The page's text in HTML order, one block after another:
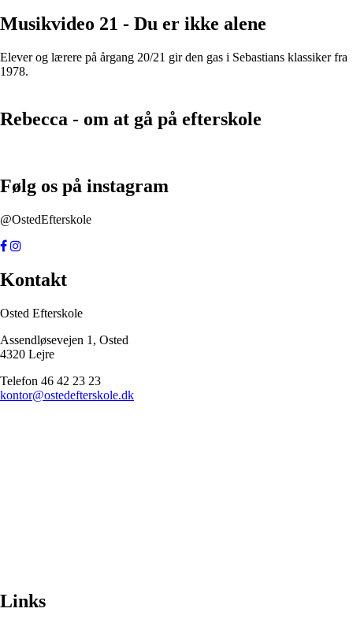
Musikvideo 21 - Du er ikke alene
Elever og lærere på årgang 20/21 gir den gas i Sebastians klassiker fra
1978.
Rebecca - om at gå på efterskole
Følg os på instagram
@OstedEfterskole
Kontakt
Osted Efterskole
Assendløsevejen 1, Osted
4320 Lejre
Telefon 46 42 23 23
kontor@ostedefterskole.dk
Links